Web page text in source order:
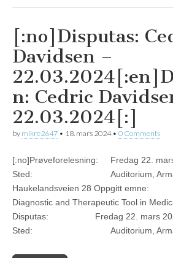
[:no]Disputas:
Davidsen –
n: Cedric
22.03.2024[:]
by mikre2647 • 18. mars 2024• 0 Comments
[:no]Prøveforelesning: Fredag 22.
Sted: Auditorium, Armauer
Haukelandsveien 28 Oppgitt
Diagnostic and Therapeutic Tool in
Disputas: Fredag 22. mars
Sted: Auditorium, Armauer